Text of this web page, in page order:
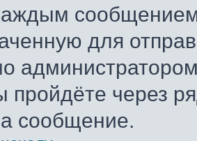
сообщением
для
пройдёте через
сообщение.